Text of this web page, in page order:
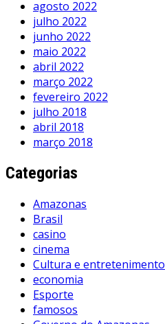
agosto 2022
julho 2022
junho 2022
maio 2022
abril 2022
março 2022
fevereiro 2022
julho 2018
abril 2018
março 2018
Categorias
Amazonas
Brasil
casino
cinema
Cultura e entretenimento
economia
Esporte
famosos